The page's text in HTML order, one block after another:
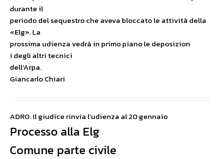
durante il
periodo del sequestro che aveva bloccato le attività della
«Elg». La
prossima udienza vedrà in primo piano le deposizion
i degli altri tecnici
dell’Arpa.
Giancarlo Chiari
ADRO. Il giudice rinvia l’udienza al 20 gennaio
Processo alla Elg
Comune parte civile